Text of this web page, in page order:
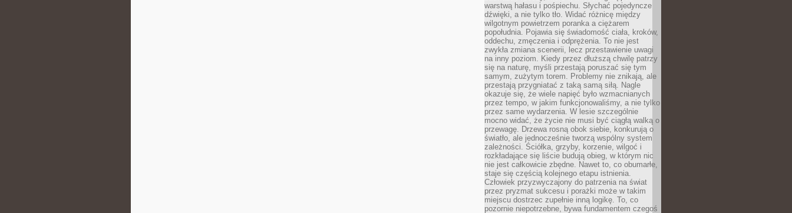
warstwą hałasu i pośpiechu. Słychać pojedyncze
dźwięki, a nie tylko tło. Widać różnicę między
wilgotnym powietrzem poranka a ciężarem
popołudnia. Pojawia się świadomość ciała, kroków,
oddechu, zmęczenia i odprężenia. To nie jest
zwykła zmiana scenerii, lecz przestawienie uwagi
na inny poziom. Kiedy przez dłuższą chwilę patrzy
się na naturę, myśli przestają poruszać się tym
samym, zużytym torem. Problemy nie znikają, ale
przestają przygniatać z taką samą siłą. Nagle
okazuje się, że wiele napięć było wzmacnianych
przez tempo, w jakim funkcjonowaliśmy, a nie tylko
przez same wydarzenia. W lesie szczególnie
mocno widać, że życie nie musi być ciągłą walką o
przewagę. Drzewa rosną obok siebie, konkurują o
światło, ale jednocześnie tworzą wspólny system
zależności. Ściółka, grzyby, korzenie, wilgoć i
rozkładające się liście budują obieg, w którym nic
nie jest całkowicie zbędne. Nawet to, co obumarłe,
staje się częścią kolejnego etapu istnienia.
Człowiek przyzwyczajony do patrzenia na świat
przez pryzmat sukcesu i porażki może w takim
miejscu dostrzec zupełnie inną logikę. To, co
pozornie niepotrzebne, bywa fundamentem czegoś